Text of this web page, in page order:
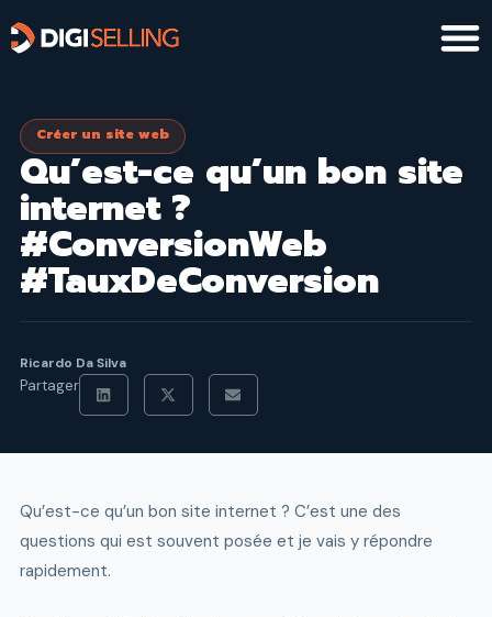
au
Créer un site web
Qu’est-ce qu’un bon site
internet ?
#ConversionWeb
#TauxDeConversion
Ricardo Da Silva
Partager
Qu’est-ce qu’un bon site internet ? C’est une des
questions qui est souvent posée et je vais y répondre
rapidement.